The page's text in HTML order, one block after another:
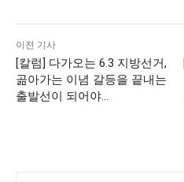
이전 기사
[칼럼] 다가오는 6.3 지방선거,
곪아가는 이념 갈등을 끝내는
출발선이 되어야…